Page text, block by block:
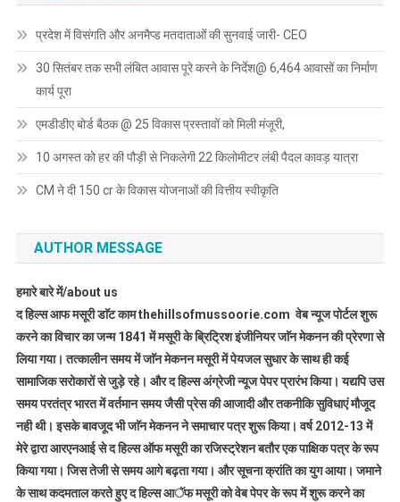
प्रदेश में विसंगति और अनमैप्ड मतदाताओं की सुनवाई जारी- CEO
30 सितंबर तक सभी लंबित आवास पूरे करने के निर्देश@ 6,464 आवासों का निर्माण
कार्य पूरा
एमडीडीए बोर्ड बैठक @ 25 विकास प्रस्तावों को मिली मंजूरी,
10 अगस्त को हर की पौड़ी से निकलेगी 22 किलोमीटर लंबी पैदल कावड़ यात्रा
CM ने दी 150 cr के विकास योजनाओं की वित्तीय स्वीकृति
AUTHOR MESSAGE
हमारे बारे में/about us
द हिल्स आफ मसूरी डाॅट काम thehillsofmussoorie.com वेब न्यूज पोर्टल शुरू
करने का विचार का जन्म 1841 में मसूरी के ब्रिट्रिश इंजीनियर जाॅन मेकनन की प्रेरणा से
लिया गया। तत्कालीन समय में जाॅन मेकनन मसूरी में पेयजल सुधार के साथ ही कई
सामाजिक सरोकारों से जुड़े रहे। और द हिल्स अंग्रेजी न्यूज पेपर प्रारंभ किया। यद्यपि उस
समय परतंत्र भारत में वर्तमान समय जैसी प्रेस की आजादी और तकनीकि सुविधाएं मौजूद
नही थी। इसके बावजूद भी जाॅन मेकनन ने समाचार पत्र शुरू किया। वर्ष 2012-13 में
मेरे द्वारा आरएनआई से द हिल्स ऑफ मसूरी का रजिस्ट्रेशन बतौर एक पाक्षिक पत्र के रूप
किया गया। जिस तेजी से समय आगे बढ़ता गया। और सूचना क्रांति का युग आया। जमाने
के साथ कदमताल करते हुए द हिल्स आॅफ मसूरी को वेब पेपर के रूप में शुरू करने का